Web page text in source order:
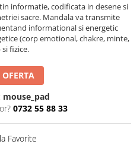
informatie, codificata in desene si
sacre. Mandala va transmite
informational si energetic
(corp emotional, chakre, minte,
si fizice.
OFERTA
mouse_pad
0732 55 88 33
Favorite